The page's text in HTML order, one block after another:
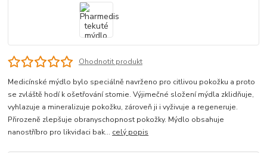
Ohodnotit produkt
Medicínské mýdlo bylo speciálně navrženo pro citlivou pokožku a proto
se zvláště hodí k ošetřování stomie. Výjimečné složení mýdla zklidňuje,
vyhlazuje a mineralizuje pokožku, zároveň ji i vyživuje a regeneruje.
Přirozeně zlepšuje obranyschopnost pokožky. Mýdlo obsahuje
nanostříbro pro likvidaci bak... celý popis